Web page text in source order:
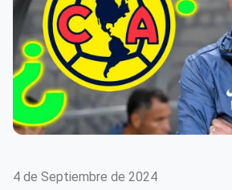
4 de Septiembre de 2024